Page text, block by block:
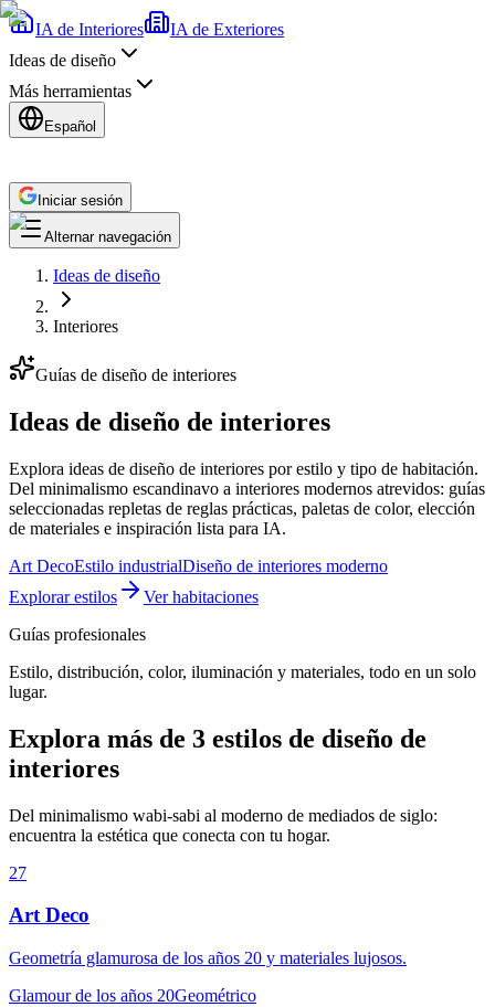
IA de Interiores
IA de Exteriores
Ideas de diseño
Más herramientas
Español
Iniciar sesión
Alternar navegación
Ideas de diseño
Interiores
Guías de diseño de interiores
Ideas de diseño de interiores
Explora ideas de diseño de interiores por estilo y tipo de habitación.
Del minimalismo escandinavo a interiores modernos atrevidos: guías
seleccionadas repletas de reglas prácticas, paletas de color, elección
de materiales e inspiración lista para IA.
Art DecoEstilo industrialDiseño de interiores moderno
Explorar estilos
Ver habitaciones
Guías profesionales
Estilo, distribución, color, iluminación y materiales, todo en un solo
lugar.
Explora más de 3 estilos de diseño de
interiores
Del minimalismo wabi-sabi al moderno de mediados de siglo:
encuentra la estética que conecta con tu hogar.
27
Art Deco
Geometría glamurosa de los años 20 y materiales lujosos.
Glamour de los años 20Geométrico